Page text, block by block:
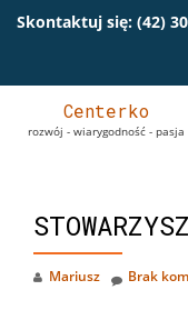
Skontaktuj się: (42)
Centerko
rozwój - wiarygodność - pasja
Mariusz Brak